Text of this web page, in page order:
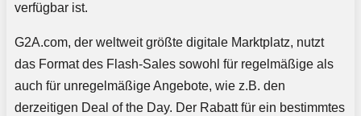
verfügbar ist.
G2A.com, der weltweit größte digitale Marktplatz, nutzt
das Format des Flash-Sales sowohl für regelmäßige als
auch für unregelmäßige Angebote, wie z.B. den
derzeitigen Deal of the Day. Der Rabatt für ein bestimmtes